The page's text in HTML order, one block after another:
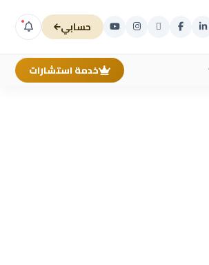
حسابي
خدمة استشارات